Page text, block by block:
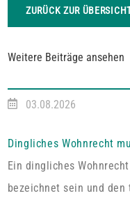
ZURÜCK ZUR
Weitere Beiträge ansehen
03.08.2026
Dingliches Wohnrecht
Ein dingliches
bezeichnet sein und